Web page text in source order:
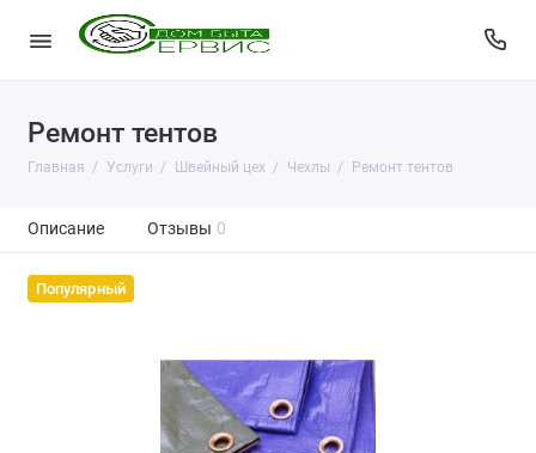
Ремонт тентов
Главная Услуги Швейный цех Чехлы Ремонт тентов
Описание Отзывы 0
Популярный